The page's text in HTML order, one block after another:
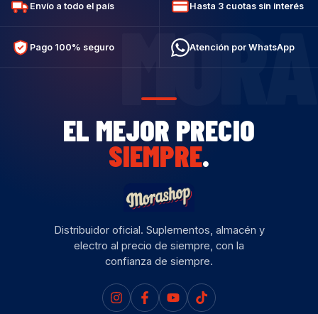
MORA
Envío a todo el país Hasta 3 cuotas sin interés
Pago 100% seguro Atención por WhatsApp
EL MEJOR PRECIO
SIEMPRE.
Distribuidor oficial. Suplementos, almacén y
electro al precio de siempre, con la
confianza de siempre.